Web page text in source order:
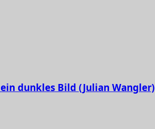
dunkles Bild (Julian Wangler)